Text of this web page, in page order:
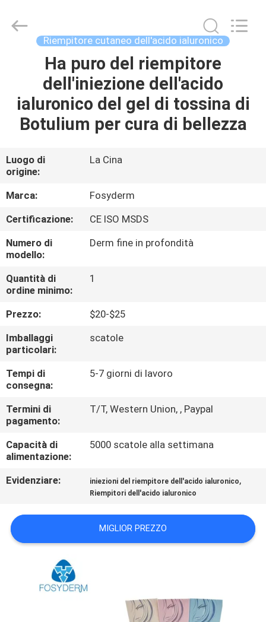
CASA.
PRODOTTI
DI
NOI
VISITA
ALLA
FABBRICA
CONTROLLO
DELLA
QUALITÀ
CONTATTACI
NOTIZIE
CASI
CHIEDI
PREVENTIVO
SHOPPING
ONLINE
International
Trading
Riempitore cutaneo dell'acido ialuronico
Ha puro del riempitore
dell'iniezione dell'acido
ialuronico del gel di tossina di
Botulium per cura di bellezza
Luogo di
origine:
La Cina
Marca:
Fosyderm
Certificazione:
CE ISO MSDS
Numero di
modello:
Derm fine in profondità
Quantità di
ordine minimo:
1
Prezzo:
$20-$25
Imballaggi
particolari:
scatole
Tempi di
consegna:
5-7 giorni di lavoro
Termini di
pagamento:
T/T, Western Union, , Paypal
Capacità di
alimentazione:
5000 scatole alla settimana
Evidenziare: iniezioni del riempitore dell'acido ialuronico,
Riempitori dell'acido ialuronico
MIGLIOR PREZZO